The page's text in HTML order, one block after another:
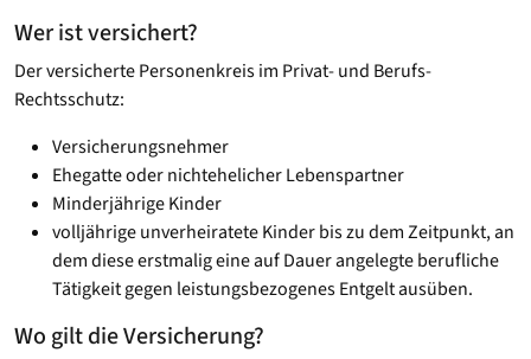
Wer ist versichert?
Der versicherte Personenkreis im Privat- und Berufs-
Rechtsschutz:
Versicherungsnehmer
Ehegatte oder nichtehelicher Lebenspartner
Minderjährige Kinder
volljährige unverheiratete Kinder bis zu dem Zeitpunkt, an
dem diese erstmalig eine auf Dauer angelegte berufliche
Tätigkeit gegen leistungsbezogenes Entgelt ausüben.
Wo gilt die Versicherung?